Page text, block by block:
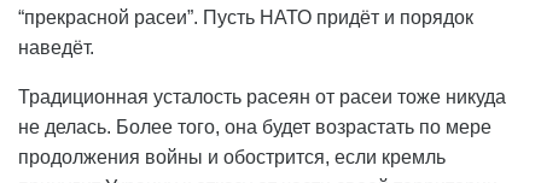
“прекрасной расеи”. Пусть НАТО придёт и порядок
наведёт.
Традиционная усталость расеян от расеи тоже никуда
не делась. Более того, она будет возрастать по мере
продолжения войны и обострится, если кремль